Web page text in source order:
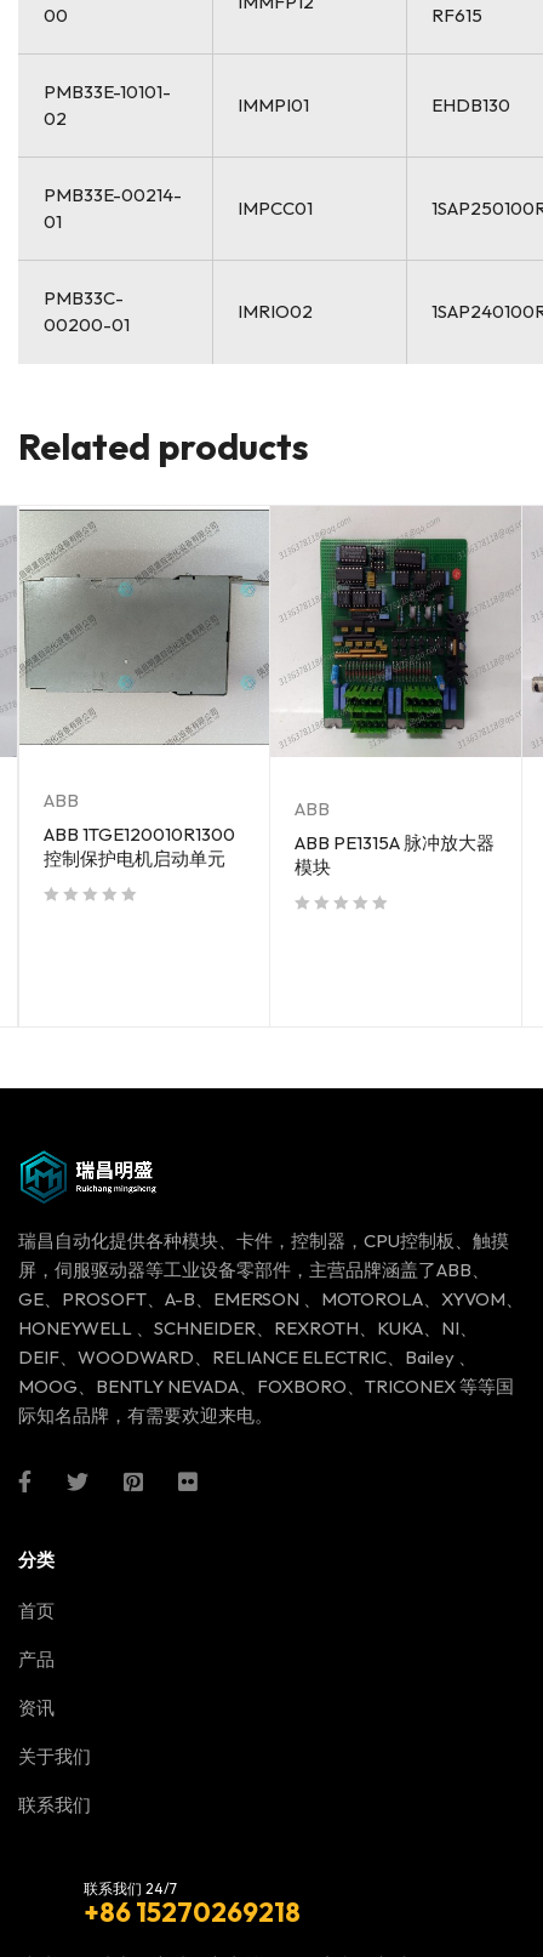
00
RF615
PMB33E-10101-
02
IMMPI01 EHDB130
PMB33E-00214-
01
IMPCC01
PMB33C-
00200-01
IMRIO02
Related products
ABB
ABB 1TGE120010R1300
控制保护电机启动单元
ABB
ABB PE1315A 脉冲放大器
模块
瑞昌自动化提供各种模块、卡件，控制器，CPU控制板、触摸
屏，伺服驱动器等工业设备零部件，主营品牌涵盖了ABB、
GE、PROSOFT、A-B、EMERSON 、MOTOROLA、XYVOM、
HONEYWELL 、SCHNEIDER、REXROTH、KUKA、NI、
DEIF、WOODWARD、RELIANCE ELECTRIC、Bailey 、
MOOG、BENTLY NEVADA、FOXBORO、TRICONEX 等等国
际知名品牌，有需要欢迎来电。
分类
首页
产品
资讯
关于我们
联系我们
联系我们 24/7
+86 15270269218